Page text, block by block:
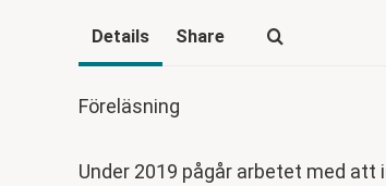
Details Share
Föreläsning
Under 2019 pågår arbetet med att